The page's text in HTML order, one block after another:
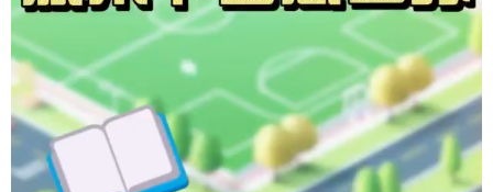
上海 江苏
浙江 福建 江西
山东 河南 湖北 湖南
广东 广西 海南 重庆